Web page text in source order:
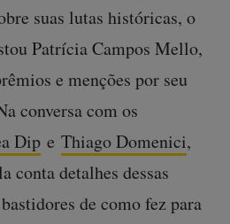
suas lutas históricas, o
Patrícia Campos Mello,
e menções por seu
conversa com os
Dip e Thiago Domenici,
conta detalhes dessas
de como fez para